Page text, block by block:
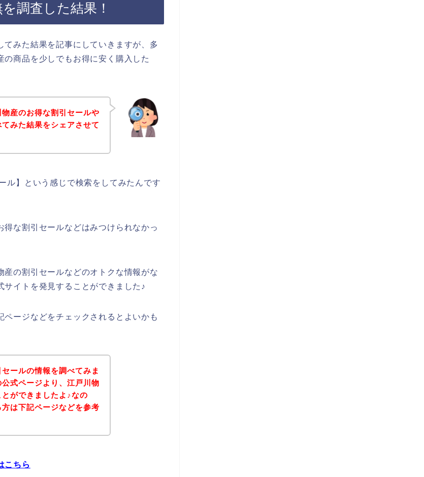
調査した結果！
みた結果を記事にしていきますが、多
商品を少しでもお得に安く購入した
産のお得な割引セールや
みた結果をシェアさせて
ル】という感じで検索をしてみたんです
な割引セールなどはみつけられなかっ
の割引セールなどのオトクな情報がな
イトを発見することができました♪
ージなどをチェックされるとよいかも
ールの情報を調べてみま
式ページより、江戸川物
ができましたよ♪なの
は下記ページなどを参考
こちら